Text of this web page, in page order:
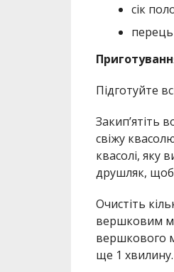
сік
перець
Підготуйте
Закип’ятіть
свіжу
квасолі, яку
друшляк, щоб
Очистіть
вершковим
вершкового
ще 1 хвилину.